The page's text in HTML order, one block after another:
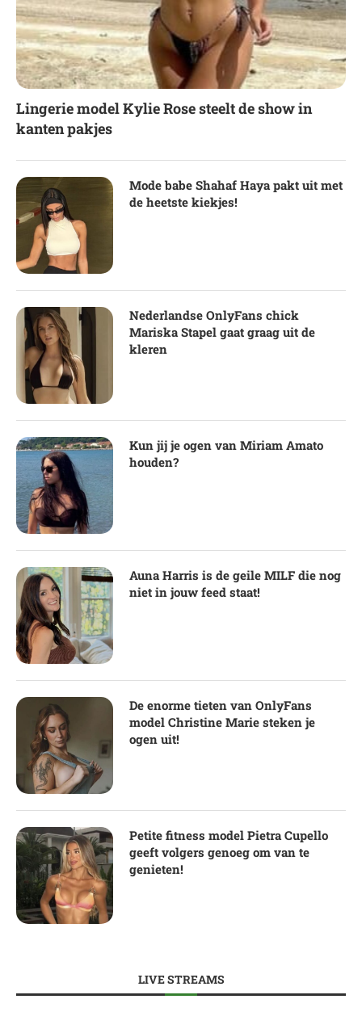
Lingerie model Kylie Rose steelt de show in
kanten pakjes
Mode babe Shahaf Haya pakt uit met
de heetste kiekjes!
Nederlandse OnlyFans chick
Mariska Stapel gaat graag uit de
kleren
Kun jij je ogen van Miriam Amato
houden?
Auna Harris is de geile MILF die nog
niet in jouw feed staat!
De enorme tieten van OnlyFans
model Christine Marie steken je
ogen uit!
Petite fitness model Pietra Cupello
geeft volgers genoeg om van te
genieten!
LIVE STREAMS